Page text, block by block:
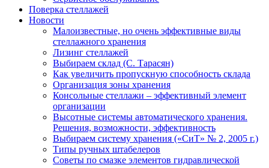
Поверка cтеллажей
Новости
Малоизвестные, но очень эффективные виды
стеллажного хранения
Лизинг стеллажей
Выбираем склад (С. Тарасян)
Как увеличить пропускную способность склада
Организация зоны хранения
Консольные стеллажи – эффективный элемент
организации
Высотные системы автоматического хранения.
Решения, возможности, эффективность
Выбираем систему хранения («СиТ» № 2, 2005 г.)
Типы ручных штабелеров
Советы по смазке элементов гидравлической